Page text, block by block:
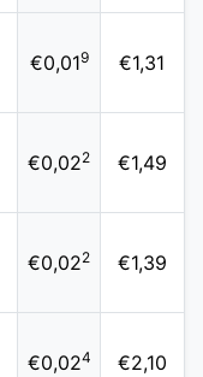
€0,019 €1,31
€0,022 €1,49
€0,022 €1,39
€0,024 €2,10